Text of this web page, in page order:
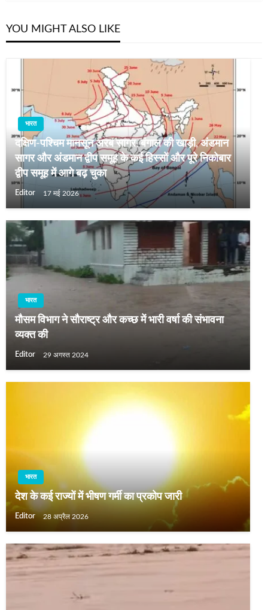
YOU MIGHT ALSO LIKE
भारत
दक्षिण-पश्चिम मानसून अरब सागर, बंगाल की खाड़ी, अंडमान
सागर और अंडमान द्वीप समूह के कई हिस्सों और पूरे निकोबार
द्वीप समूह में आगे बढ़ चुका
Editor 17 मई 2026
भारत
मौसम विभाग ने सौराष्ट्र और कच्छ में भारी वर्षा की संभावना
व्‍यक्‍त की
Editor 29 अगस्त 2024
भारत
देश के कई राज्‍यों में भीषण गर्मी का प्रकोप जारी
Editor 28 अप्रैल 2026